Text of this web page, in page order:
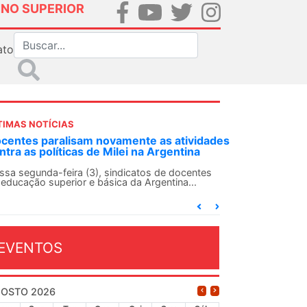
SUPERIOR
NOTÍCIAS
SN convoca docentes para Dia de
Internacionalista com Cuba em
de agosto
SN conclama suas seções sindicais e o